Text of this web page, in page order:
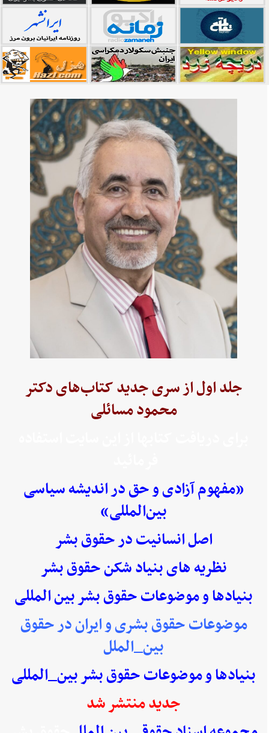
جلد اول از سری جدید کتاب‌های دکتر
محمود مسائلی
«مفهوم آزادی و حق در اندیشه سیاسی
بین‌المللی»
اصل انسانیت در حقوق بشر
نظریه های بنیاد شکن حقوق بشر
بنیادها و موضوعات حقوق بشر بین المللی
موضوعات حقوق بشری و ایران در حقوق
بین_الملل
بنیادها و موضوعات حقوق بشر بین_المللی
جدید منتشر شد